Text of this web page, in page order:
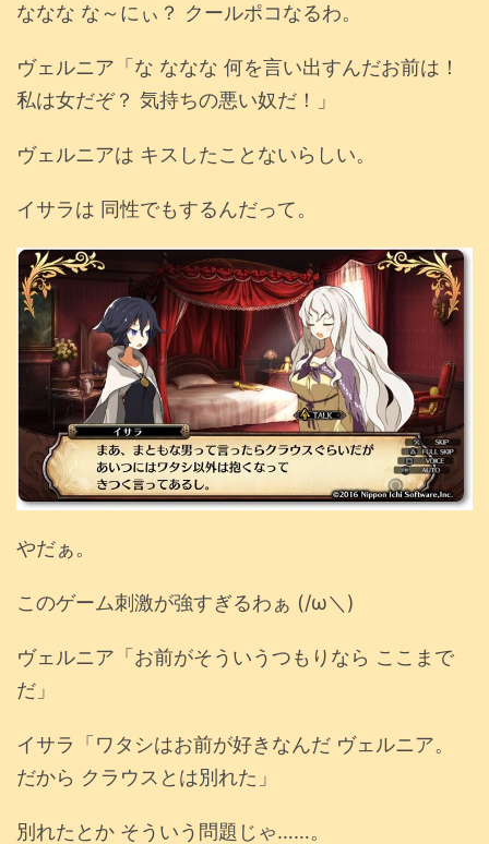
ななな な～にぃ？ クールポコなるわ。
ヴェルニア「な ななな 何を言い出すんだお前は！
私は女だぞ？ 気持ちの悪い奴だ！」
ヴェルニアは キスしたことないらしい。
イサラは 同性でもするんだって。
やだぁ。
このゲーム刺激が強すぎるわぁ (/ω＼)
ヴェルニア「お前がそういうつもりなら ここまで
だ」
イサラ「ワタシはお前が好きなんだ ヴェルニア。
だから クラウスとは別れた」
別れたとか そういう問題じゃ……。